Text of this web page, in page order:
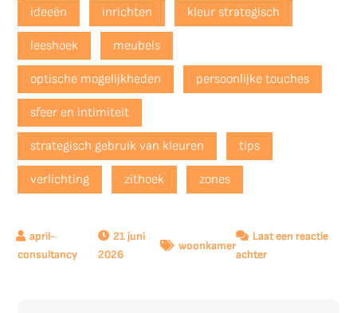
ideeën inrichten kleur strategisch
leeshoek meubels
optische mogelijkheden persoonlijke touches
sfeer en intimiteit
strategisch gebruik van kleuren tips
verlichting zithoek zones
21 juni
2026
woonkamer
Laat een reactie
achterop